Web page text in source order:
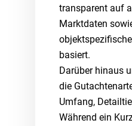
transparent auf
Marktdaten
basiert.
Darüber hinaus
die
Umfang,
Während ein